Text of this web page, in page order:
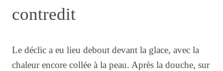
contredit
Le déclic a eu lieu debout devant la glace, avec la
chaleur encore collée à la peau. Après la douche, sur